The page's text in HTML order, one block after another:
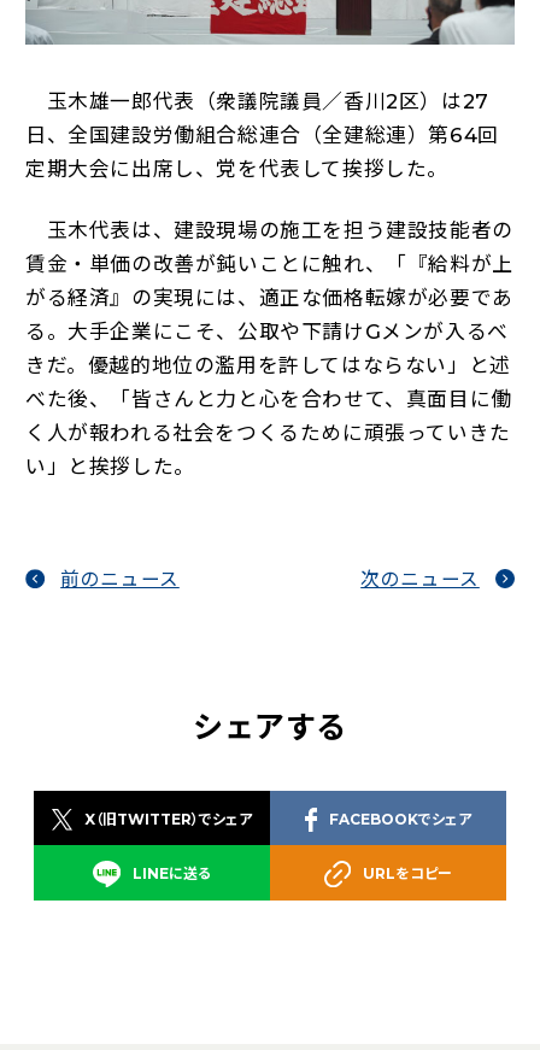
玉木雄一郎代表（衆議院議員／香川2区）は27
日、全国建設労働組合総連合（全建総連）第64回
定期大会に出席し、党を代表して挨拶した。
玉木代表は、建設現場の施工を担う建設技能者の
賃金・単価の改善が鈍いことに触れ、「『給料が上
がる経済』の実現には、適正な価格転嫁が必要であ
る。大手企業にこそ、公取や下請けGメンが入るべ
きだ。優越的地位の濫用を許してはならない」と述
べた後、「皆さんと力と心を合わせて、真面目に働
く人が報われる社会をつくるために頑張っていきた
い」と挨拶した。
前のニュース 次のニュース
シェアする
X（旧TWITTER）でシェア
LINEに送る
FACEBOOKでシェア
URLをコピー